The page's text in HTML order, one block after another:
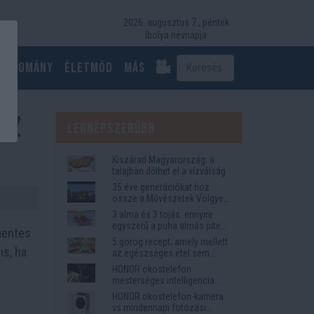
2026. augusztus 7., péntek
Ibolya névnapja
Tudomány Életmód más
ha
Kiszárad Magyarország: a
talajban dőlhet el a vízválság
35 éve generációkat hoz
össze a Művészetek Völgye
– megvan a 2027-es időpont
és a bérletár
3 alma és 3 tojás: ennyire
egyszerű a puha almás pite
titka
5 görög recept, amely mellett
az egészséges étel sem
tűnik lemondásnak
HONOR okostelefon
mesterséges intelligencia
funkciók, amelyek
megkönnyítik az életet
HONOR okostelefon-kamera
vs mindennapi fotózási